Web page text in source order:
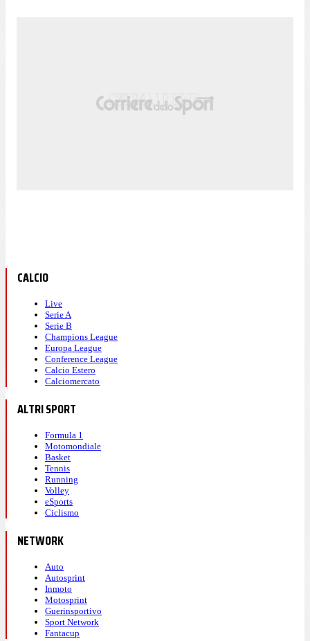
CALCIO
Live
Serie A
Serie B
Champions League
Europa League
Conference League
Calcio Estero
Calciomercato
ALTRI SPORT
Formula 1
Motomondiale
Basket
Tennis
Running
Volley
eSports
Ciclismo
NETWORK
Auto
Autosprint
Inmoto
Motosprint
Guerinsportivo
Sport Network
Fantacup